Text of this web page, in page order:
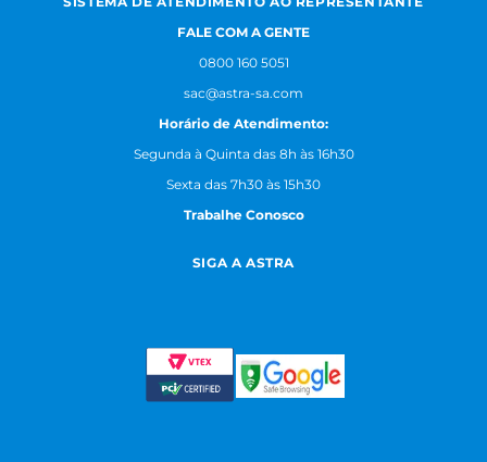
FALE COM A GENTE
0800 160 5051
sac@astra-sa.com
Horário de Atendimento:
Segunda à Quinta das 8h às 16h30
Sexta das 7h30 às 15h30
Trabalhe Conosco
SIGA A ASTRA